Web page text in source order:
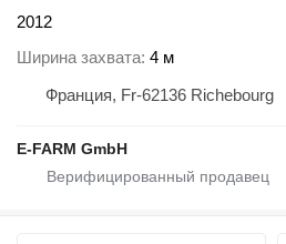
2012
Ширина захвата 4 м
Франция, Fr-62136 Richebourg
E-FARM GmbH